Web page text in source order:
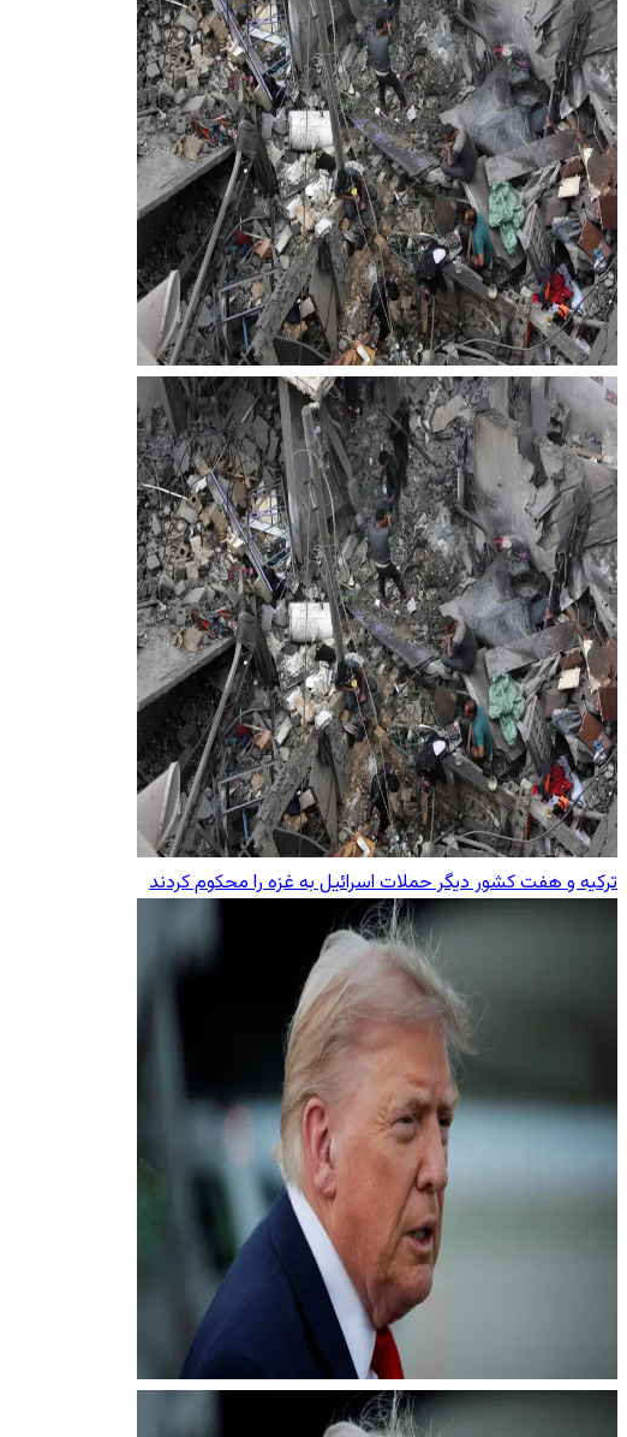
ترکیه و هفت کشور دیگر حملات اسرائیل به غزه را محکوم کردند